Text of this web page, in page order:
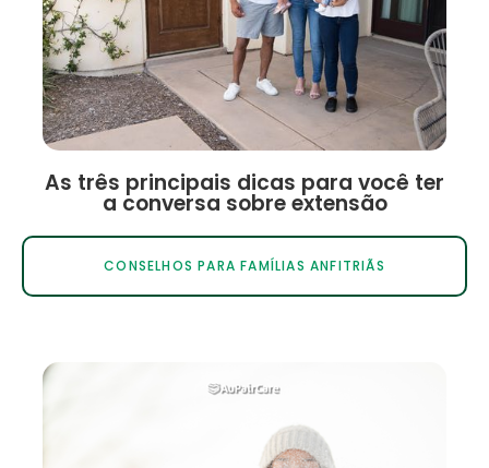
As três principais dicas para você ter
a conversa sobre extensão
CONSELHOS PARA FAMÍLIAS ANFITRIÃS